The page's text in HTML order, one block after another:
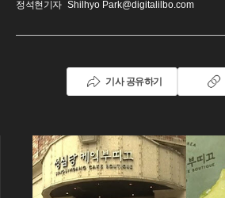
정석현기자 Shilhyo Park@digitalilbo.com
기사 공유하기